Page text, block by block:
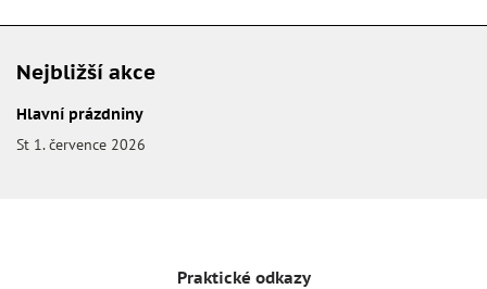
Nejbližší akce
Hlavní prázdniny
St 1. července 2026
Praktické odkazy